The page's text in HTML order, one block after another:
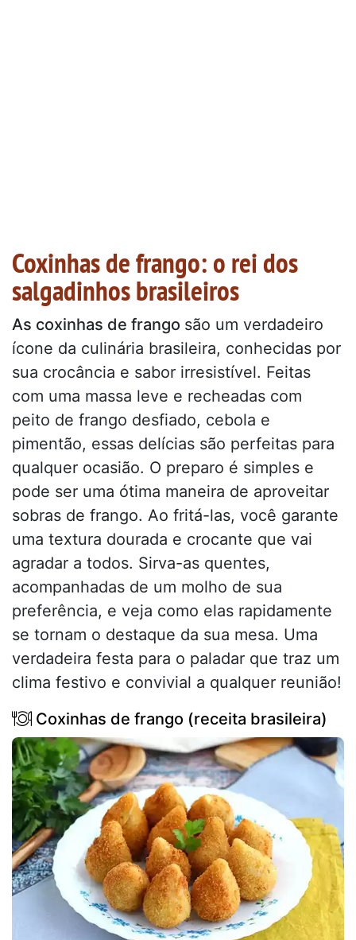
Coxinhas de frango: o rei dos
salgadinhos brasileiros
As coxinhas de frango são um verdadeiro
ícone da culinária brasileira, conhecidas por
sua crocância e sabor irresistível. Feitas
com uma massa leve e recheadas com
peito de frango desfiado, cebola e
pimentão, essas delícias são perfeitas para
qualquer ocasião. O preparo é simples e
pode ser uma ótima maneira de aproveitar
sobras de frango. Ao fritá-las, você garante
uma textura dourada e crocante que vai
agradar a todos. Sirva-as quentes,
acompanhadas de um molho de sua
preferência, e veja como elas rapidamente
se tornam o destaque da sua mesa. Uma
verdadeira festa para o paladar que traz um
clima festivo e convivial a qualquer reunião!
Coxinhas de frango (receita brasileira)